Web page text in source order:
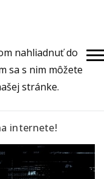
nahliadnuť do
sa s nim môžete
stránke.
internete!